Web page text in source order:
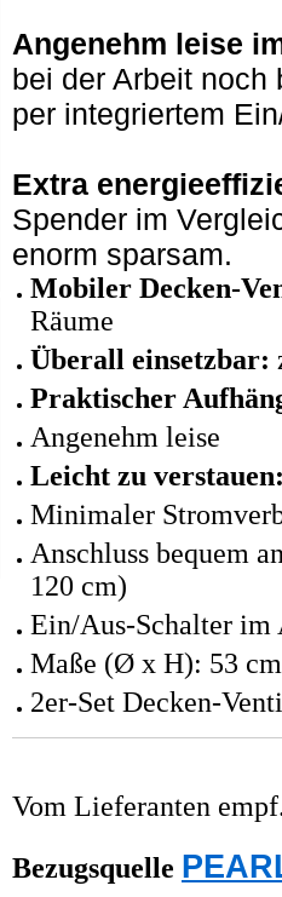
Angenehm leise
bei der Arbeit noch
per integriertem
Extra
Spender im
enorm sparsam.
Mobiler Decken-
Räume
Überall einsetzbar:
Praktischer
Angenehm leise
Leicht zu
Minimaler
Anschluss bequem
120 cm)
Ein/Aus-Schalter im
Maße (Ø x H): 53
2er-Set Decken-
Vom Lieferanten
Bezugsquelle